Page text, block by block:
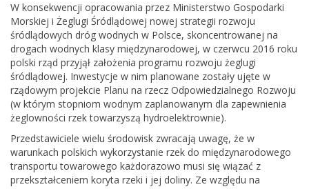
W konsekwencji opracowania przez Ministerstwo Gospodarki
Morskiej i Żeglugi Śródlądowej nowej strategii rozwoju
śródlądowych dróg wodnych w Polsce, skoncentrowanej na
drogach wodnych klasy międzynarodowej, w czerwcu 2016 roku
polski rząd przyjął założenia programu rozwoju żeglugi
śródlądowej. Inwestycje w nim planowane zostały ujęte w
rządowym projekcie Planu na rzecz Odpowiedzialnego Rozwoju
(w którym stopniom wodnym zaplanowanym dla zapewnienia
żeglowności rzek towarzyszą hydroelektrownie).
Przedstawiciele wielu środowisk zwracają uwagę, że w
warunkach polskich wykorzystanie rzek do międzynarodowego
transportu towarowego każdorazowo musi się wiązać z
przekształceniem koryta rzeki i jej doliny. Ze względu na